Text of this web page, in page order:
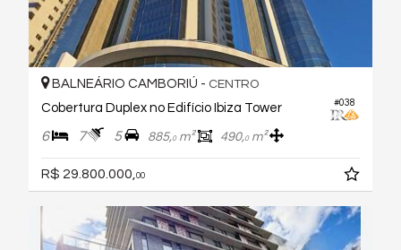
#038
BALNEÁRIO CAMBORIÚ - CENTRO
Cobertura Duplex no Edifício Ibiza Tower
6 7 5 885,0m² 490,0m²
R$ 29.800.000,00